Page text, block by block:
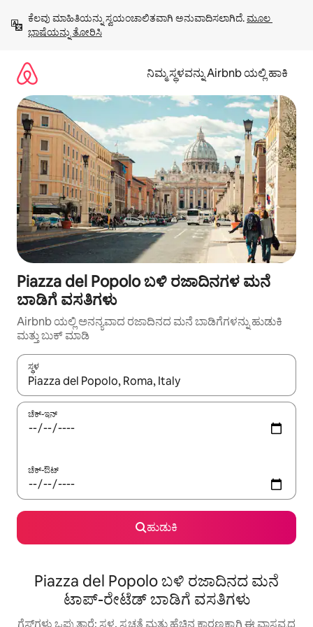
ಹೋಗಿ
ಕೆಲವು ಮಾಹಿತಿಯನ್ನು ಸ್ವಯಂಚಾಲಿತವಾಗಿ ಅನುವಾದಿಸಲಾಗಿದೆ. ಮೂಲ
ಭಾಷೆಯನ್ನು ತೋರಿಸಿ
ನಿಮ್ಮ ಸ್ಥಳವನ್ನು Airbnb ಯಲ್ಲಿ ಹಾಕಿ
Piazza del Popolo ಬಳಿ ರಜಾದಿನಗಳ ಮನೆ
ಬಾಡಿಗೆ ವಸತಿಗಳು
Airbnb ಯಲ್ಲಿ ಅನನ್ಯವಾದ ರಜಾದಿನದ ಮನೆ ಬಾಡಿಗೆಗಳನ್ನು ಹುಡುಕಿ
ಮತ್ತು ಬುಕ್ ಮಾಡಿ
ಸ್ಥಳ
ಫಲಿತಾಂಶಗಳು ಲಭ್ಯವಿರುವಾಗ, ಅಪ್ ಮತ್ತು ಡೌನ್ ಬಾಣದ ಕೀಲಿಗಳೊಂದಿಗೆ
ಚೆಕ್-ಇನ್
ಚೆಕ್-ಔಟ್
ಹುಡುಕಿ
Piazza del Popolo ಬಳಿ ರಜಾದಿನದ ಮನೆ
ಟಾಪ್-ರೇಟೆಡ್ ಬಾಡಿಗೆ ವಸತಿಗಳು
ಗೆಸ್ಟ್‌ಗಳು ಒಪ್ಪುತ್ತಾರೆ: ಸ್ಥಳ, ಸ್ವಚ್ಛತೆ ಮತ್ತು ಹೆಚ್ಚಿನ ಕಾರಣಕ್ಕಾಗಿ ಈ ವಾಸ್ತವ್ಯದ